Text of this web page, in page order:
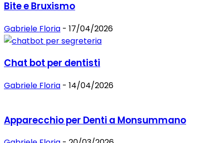
Bite e Bruxismo
Gabriele Floria - 17/04/2026
Chat bot per dentisti
Gabriele Floria - 14/04/2026
Apparecchio per Denti a Monsummano